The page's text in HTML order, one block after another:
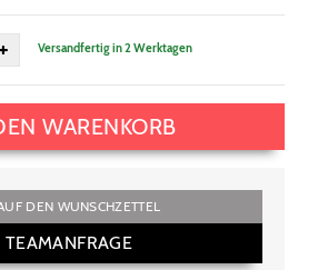
Versandfertig in 2 Werktagen
WARENKORB
DEN WUNSCHZETTEL
TEAMANFRAGE